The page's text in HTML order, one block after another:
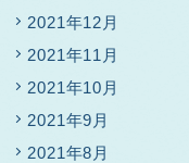
2021年12月
2021年11月
2021年10月
2021年9月
2021年8月